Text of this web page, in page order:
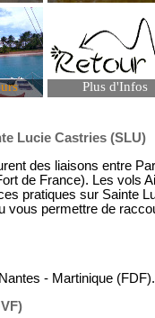
Plus d'Infos
Lucie Castries (SLU)
des liaisons entre
de France). Les vols
pratiques sur Sainte
vous permettre de
- Martinique (FDF).